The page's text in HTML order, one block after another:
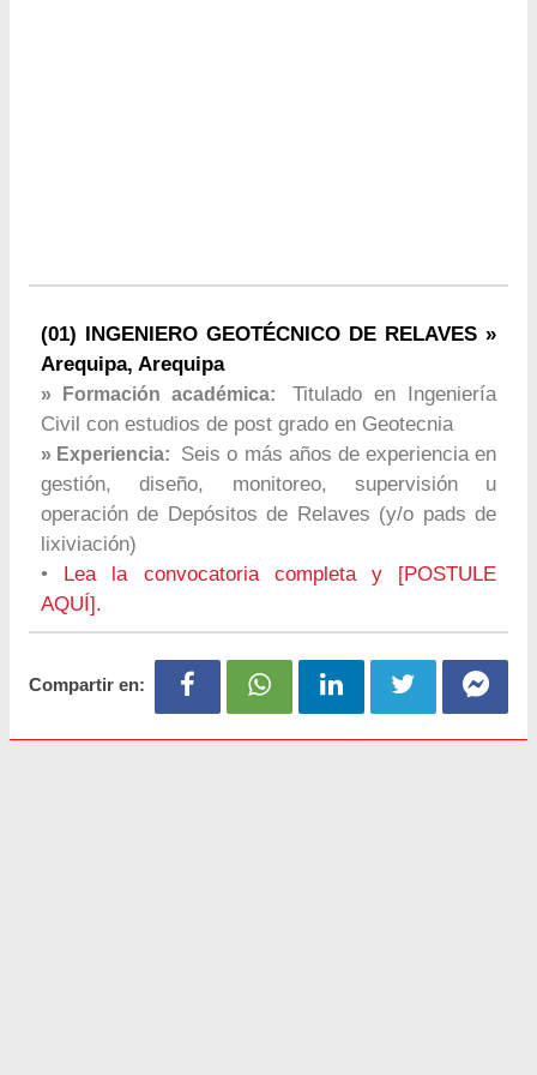
(01) INGENIERO GEOTÉCNICO DE RELAVES »
Arequipa, Arequipa
» Formación académica:
Titulado en Ingeniería
Civil con estudios de post grado en Geotecnia
» Experiencia:
Seis o más años de experiencia en
gestión, diseño, monitoreo, supervisión u
operación de Depósitos de Relaves (y/o pads de
lixiviación)
•
Lea la convocatoria completa y [POSTULE
AQUÍ].
Compartir en: